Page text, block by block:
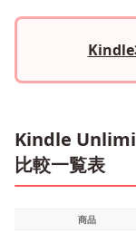
Kindle
Kindle
比較一覧表
商品